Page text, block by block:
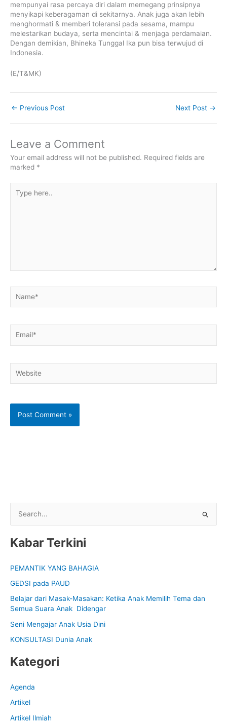
mempunyai rasa percaya diri dalam memegang prinsipnya
menyikapi keberagaman di sekitarnya. Anak juga akan lebih
menghormati & memberi toleransi pada sesama, mampu
melestarikan budaya, serta mencintai & menjaga perdamaian.
Dengan demikian, Bhineka Tunggal Ika pun bisa terwujud di
Indonesia.
(E/T&MK)
← Previous Post Next Post →
Leave a Comment
Your email address will not be published. Required fields are
marked *
here..
a
c
h
f
o
r
:
Kabar Terkini
PEMANTIK YANG BAHAGIA
GEDSI pada PAUD
Belajar dari Masak-Masakan: Ketika Anak Memilih Tema dan
Semua Suara Anak Didengar
Seni Mengajar Anak Usia Dini
KONSULTASI Dunia Anak
Kategori
Agenda
Artikel
Artikel Ilmiah